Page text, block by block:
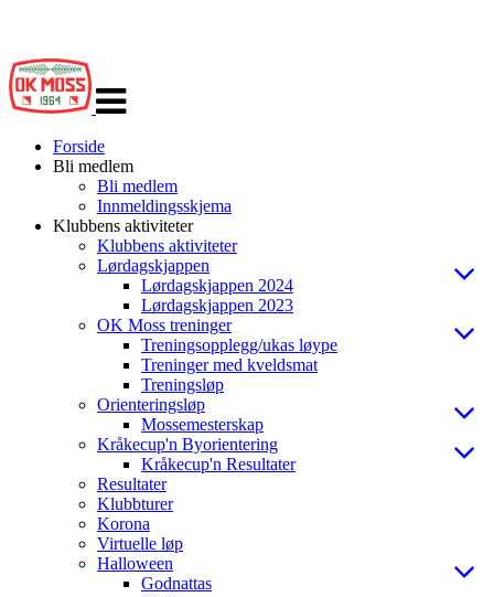
navigasjon
Forside
Bli medlem
Bli medlem
Innmeldingsskjema
Klubbens aktiviteter
Klubbens aktiviteter
Lørdagskjappen
Lørdagskjappen 2024
Lørdagskjappen 2023
OK Moss treninger
Treningsopplegg/ukas løype
Treninger med kveldsmat
Treningsløp
Orienteringsløp
Mossemesterskap
Kråkecup'n Byorientering
Kråkecup'n Resultater
Resultater
Klubbturer
Korona
Virtuelle løp
Halloween
Godnattas